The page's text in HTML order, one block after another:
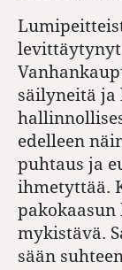
levittäytynyt
säilyneitä ja
edelleen
puhtaus ja
ihmetyttää.
pakokaasun
mykistävä.
sään